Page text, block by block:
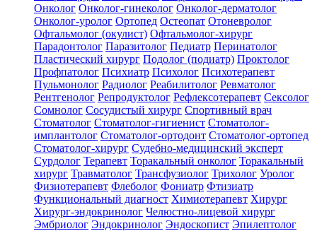
Онколог Онколог-гинеколог Онколог-дерматолог
Онколог-уролог Ортопед Остеопат Отоневролог
Офтальмолог (окулист) Офтальмолог-хирург
Парадонтолог Паразитолог Педиатр Перинатолог
Пластический хирург Подолог (подиатр) Проктолог
Профпатолог Психиатр Психолог Психотерапевт
Пульмонолог Радиолог Реабилитолог Ревматолог
Рентгенолог Репродуктолог Рефлексотерапевт Сексолог
Сомнолог Сосудистый хирург Спортивный врач
Стоматолог Стоматолог-гигиенист Стоматолог-
имплантолог Стоматолог-ортодонт Стоматолог-ортопед
Стоматолог-хирург Судебно-медицинский эксперт
Сурдолог Терапевт Торакальный онколог Торакальный
хирург Травматолог Трансфузиолог Трихолог Уролог
Физиотерапевт Флеболог Фониатр Фтизиатр
Функциональный диагност Химиотерапевт Хирург
Хирург-эндокринолог Челюстно-лицевой хирург
Эмбриолог Эндокринолог Эндоскопист Эпилептолог